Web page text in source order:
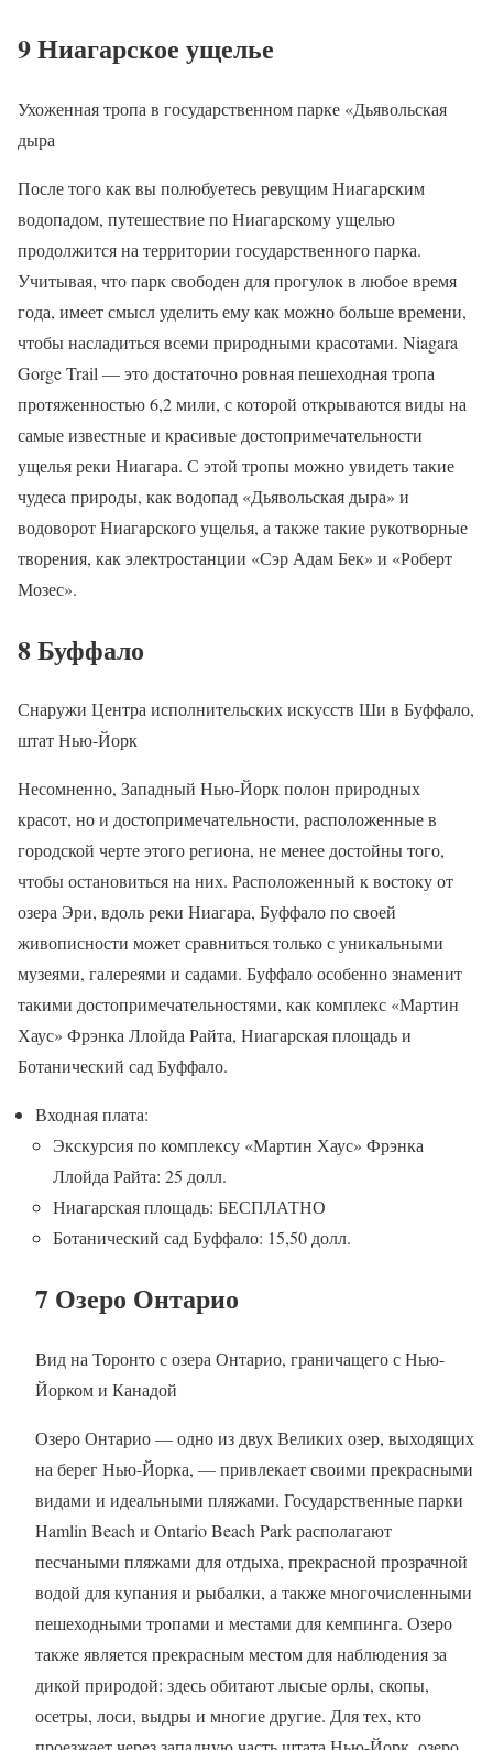
9 Ниагарское ущелье
Ухоженная тропа в государственном парке «Дьявольская
дыра
После того как вы полюбуетесь ревущим Ниагарским
водопадом, путешествие по Ниагарскому ущелью
продолжится на территории государственного парка.
Учитывая, что парк свободен для прогулок в любое время
года, имеет смысл уделить ему как можно больше времени,
чтобы насладиться всеми природными красотами. Niagara
Gorge Trail — это достаточно ровная пешеходная тропа
протяженностью 6,2 мили, с которой открываются виды на
самые известные и красивые достопримечательности
ущелья реки Ниагара. С этой тропы можно увидеть такие
чудеса природы, как водопад «Дьявольская дыра» и
водоворот Ниагарского ущелья, а также такие рукотворные
творения, как электростанции «Сэр Адам Бек» и «Роберт
Мозес».
8 Буффало
Снаружи Центра исполнительских искусств Ши в Буффало,
штат Нью-Йорк
Несомненно, Западный Нью-Йорк полон природных
красот, но и достопримечательности, расположенные в
городской черте этого региона, не менее достойны того,
чтобы остановиться на них. Расположенный к востоку от
озера Эри, вдоль реки Ниагара, Буффало по своей
живописности может сравниться только с уникальными
музеями, галереями и садами. Буффало особенно знаменит
такими достопримечательностями, как комплекс «Мартин
Хаус» Фрэнка Ллойда Райта, Ниагарская площадь и
Ботанический сад Буффало.
Входная плата:
Экскурсия по комплексу «Мартин Хаус» Фрэнка
Ллойда Райта: 25 долл.
Ниагарская площадь: БЕСПЛАТНО
Ботанический сад Буффало: 15,50 долл.
7 Озеро Онтарио
Вид на Торонто с озера Онтарио, граничащего с Нью-
Йорком и Канадой
Озеро Онтарио — одно из двух Великих озер, выходящих
на берег Нью-Йорка, — привлекает своими прекрасными
видами и идеальными пляжами. Государственные парки
Hamlin Beach и Ontario Beach Park располагают
песчаными пляжами для отдыха, прекрасной прозрачной
водой для купания и рыбалки, а также многочисленными
пешеходными тропами и местами для кемпинга. Озеро
также является прекрасным местом для наблюдения за
дикой природой: здесь обитают лысые орлы, скопы,
осетры, лоси, выдры и многие другие. Для тех, кто